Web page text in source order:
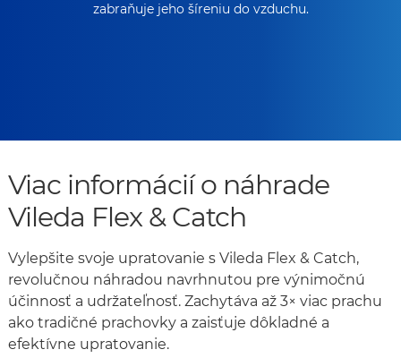
zabraňuje jeho šíreniu do vzduchu.
Viac informácií o náhrade
Vileda Flex & Catch
Vylepšite svoje upratovanie s Vileda Flex & Catch,
revolučnou náhradou navrhnutou pre výnimočnú
účinnosť a udržateľnosť. Zachytáva až 3× viac prachu
ako tradičné prachovky a zaisťuje dôkladné a
efektívne upratovanie.